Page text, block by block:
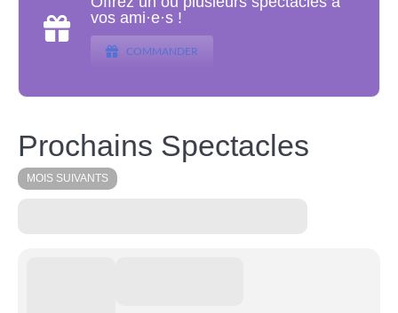
vos ami·e·s !
COMMANDER
Prochains Spectacles
MOIS SUIVANTS